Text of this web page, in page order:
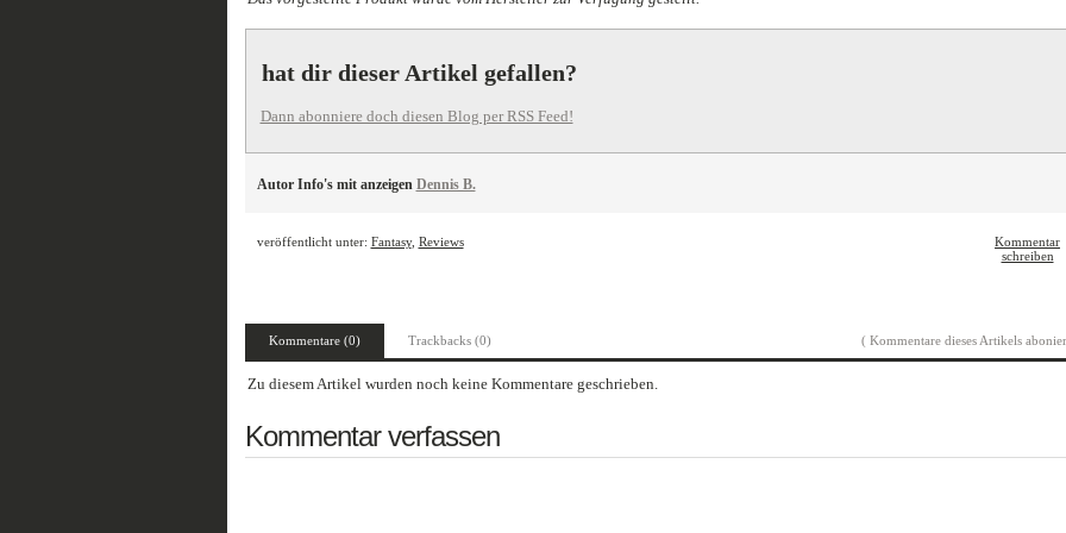
hat dir dieser Artikel gefallen?
Dann abonniere doch diesen Blog per RSS Feed!
Autor Info's mit anzeigen Dennis B.
veröffentlicht unter: Fantasy, Reviews
Kommentar
schreiben
Kommentare (0) Trackbacks (0) ( Kommentare dieses Artikels
Zu diesem Artikel wurden noch keine Kommentare geschrieben.
Kommentar verfassen